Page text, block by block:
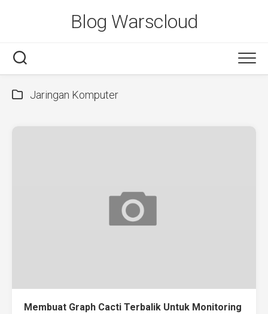
Blog Warscloud
Jaringan Komputer
Membuat Graph Cacti Terbalik Untuk Monitoring